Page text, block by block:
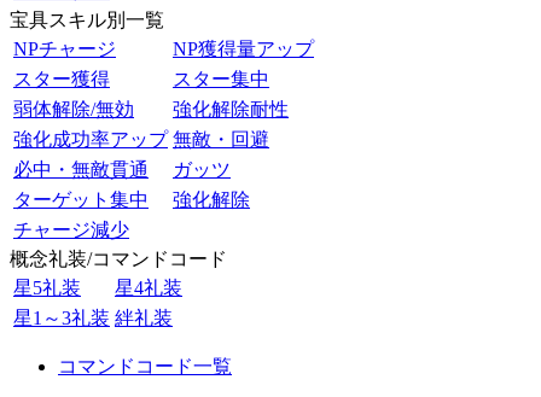
宝具スキル別一覧
NPチャージ
NP獲得量アップ
スター獲得
スター集中
弱体解除/無効
強化解除耐性
強化成功率アップ 無敵・回避
必中・無敵貫通
ガッツ
ターゲット集中
強化解除
チャージ減少
概念礼装/コマンドコード
星5礼装
星4礼装
星1～3礼装 絆礼装
コマンドコード一覧